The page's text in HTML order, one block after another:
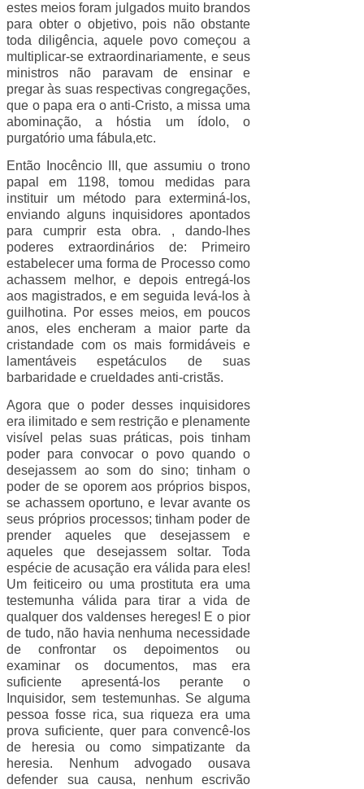
estes meios foram julgados muito brandos
para obter o objetivo, pois não obstante
toda diligência, aquele povo começou a
multiplicar-se extraordinariamente, e seus
ministros não paravam de ensinar e
pregar às suas respectivas congregações,
que o papa era o anti-Cristo, a missa uma
abominação, a hóstia um ídolo, o
purgatório uma fábula,etc.
Então Inocêncio III, que assumiu o trono
papal em 1198, tomou medidas para
instituir um método para exterminá-los,
enviando alguns inquisidores apontados
para cumprir esta obra. , dando-lhes
poderes extraordinários de: Primeiro
estabelecer uma forma de Processo como
achassem melhor, e depois entregá-los
aos magistrados, e em seguida levá-los à
guilhotina. Por esses meios, em poucos
anos, eles encheram a maior parte da
cristandade com os mais formidáveis e
lamentáveis espetáculos de suas
barbaridade e crueldades anti-cristãs.
Agora que o poder desses inquisidores
era ilimitado e sem restrição e plenamente
visível pelas suas práticas, pois tinham
poder para convocar o povo quando o
desejassem ao som do sino; tinham o
poder de se oporem aos próprios bispos,
se achassem oportuno, e levar avante os
seus próprios processos; tinham poder de
prender aqueles que desejassem e
aqueles que desejassem soltar. Toda
espécie de acusação era válida para eles!
Um feiticeiro ou uma prostituta era uma
testemunha válida para tirar a vida de
qualquer dos valdenses hereges! E o pior
de tudo, não havia nenhuma necessidade
de confrontar os depoimentos ou
examinar os documentos, mas era
suficiente apresentá-los perante o
Inquisidor, sem testemunhas. Se alguma
pessoa fosse rica, sua riqueza era uma
prova suficiente, quer para convencê-los
de heresia ou como simpatizante da
heresia. Nenhum advogado ousava
defender sua causa, nenhum escrivão